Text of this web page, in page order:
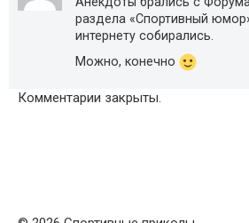
раздела «Спортивный
интернету собирались.
Можно, конечно
Комментарии закрыты.